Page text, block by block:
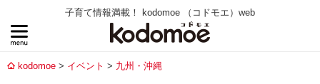
子育て情報満載！ kodomoe （コドモエ）web
kodomoe イベント 九州・沖縄